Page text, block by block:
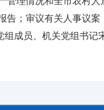
告；审议有关人事议
组成员、机关党组书记